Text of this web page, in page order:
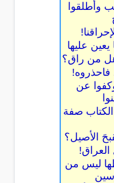
وأطلقوا
عليها
من راق؟
فاحذروه!
عن
صفة
الأصيل؟
العراق!
ليس من